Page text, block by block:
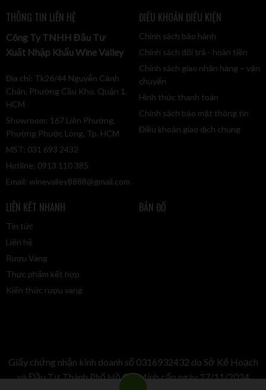
THÔNG TIN LIÊN HỆ
Công Ty TNHH Đầu Tư
Xuất Nhập Khẩu Wine Valley
Địa chỉ: Tk26/44 Nguyễn Cảnh
Chân, Phường Cầu Kho, Quận 1,
HCM
Showroom: 167 Liên Phường,
Phường Phước Long, Tp. HCM
MST: 031 693 2432
Hotline: 0913 110 385
Email: winevalley8888@gmail.com
ĐIỀU KHOẢN ĐIỀU KIỆN
Chính sách bảo hành
Chính sách đổi trả - hoàn tiền
Chính sách giao nhận hàng – vận
chuyển
Hình thức thanh toán
Chính sách bảo mật thông tin
Điều khoản giao dịch chung
LIÊN KẾT NHANH
Tin tức
Liên hệ
Rượu Vang
Thực phẩm kết hợp
Kiến thức rượu vang
BẢN ĐỒ
Giấy chứng nhận kinh doanh số 0316932432 do Sở Kế Hoạch
và Đầu Tư Thành Phố Hồ Chí Minh cấp ngày 27/11/2024